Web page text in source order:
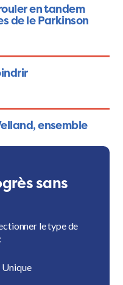
en tandem
de le Parkinson
ensemble
sans
le type de
Unique